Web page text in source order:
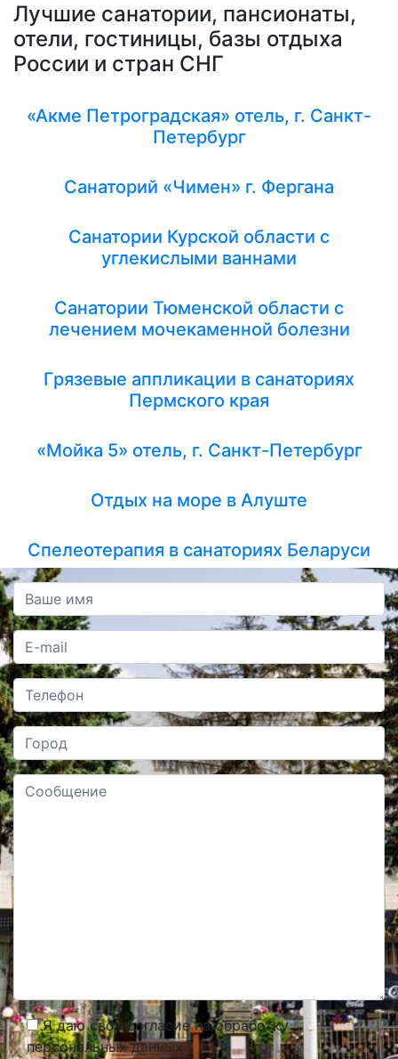
Лучшие санатории, пансионаты,
отели, гостиницы, базы отдыха
России и стран СНГ
«Акме Петроградская» отель, г. Санкт-
Петербург
Санаторий «Чимен» г. Фергана
Санатории Курской области с
углекислыми ваннами
Санатории Тюменской области с
лечением мочекаменной болезни
Грязевые аппликации в санаториях
Пермского края
«Мойка 5» отель, г. Санкт-Петербург
Отдых на море в Алуште
Спелеотерапия в санаториях Беларуси
Я даю свое согласие на обработку
персональных данных